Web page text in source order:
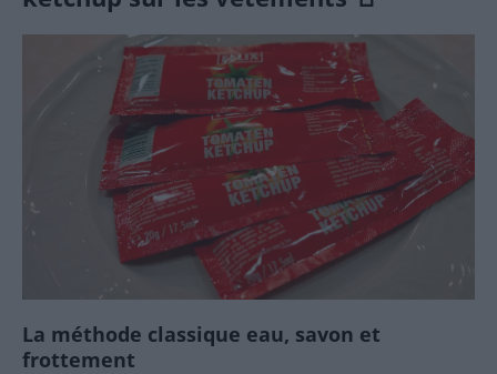
La méthode classique eau, savon et
frottement